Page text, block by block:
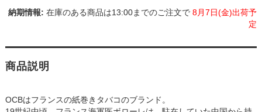
在庫のある商品は13:00までのご注文で8月7日(金)出荷予
定
商品説明
OCBはフランスの紙巻きタバコのブランド。